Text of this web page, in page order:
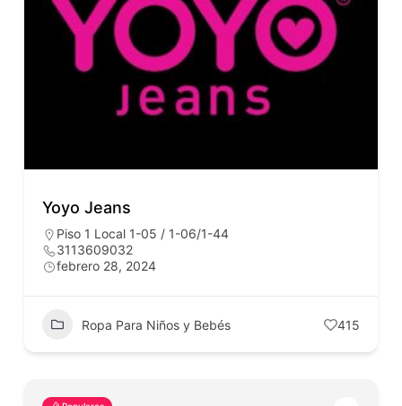
Yoyo Jeans
Piso 1 Local 1-05 / 1-06/1-44
3113609032
febrero 28, 2024
Ropa Para Niños y Bebés 415